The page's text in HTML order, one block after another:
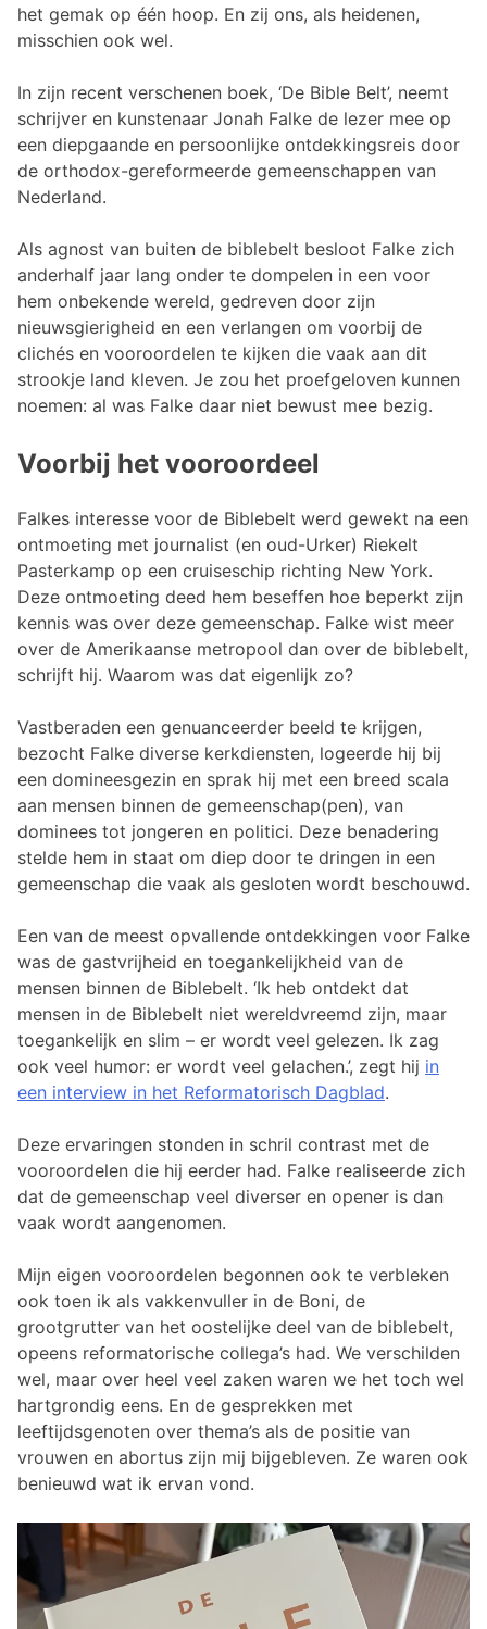
het gemak op één hoop. En zij ons, als heidenen,
misschien ook wel.
In zijn recent verschenen boek, ‘De Bible Belt’, neemt
schrijver en kunstenaar Jonah Falke de lezer mee op
een diepgaande en persoonlijke ontdekkingsreis door
de orthodox-gereformeerde gemeenschappen van
Nederland.
Als agnost van buiten de biblebelt besloot Falke zich
anderhalf jaar lang onder te dompelen in een voor
hem onbekende wereld, gedreven door zijn
nieuwsgierigheid en een verlangen om voorbij de
clichés en vooroordelen te kijken die vaak aan dit
strookje land kleven. Je zou het proefgeloven kunnen
noemen: al was Falke daar niet bewust mee bezig.
Voorbij het vooroordeel
Falkes interesse voor de Biblebelt werd gewekt na een
ontmoeting met journalist (en oud-Urker) Riekelt
Pasterkamp op een cruiseschip richting New York.
Deze ontmoeting deed hem beseffen hoe beperkt zijn
kennis was over deze gemeenschap. Falke wist meer
over de Amerikaanse metropool dan over de biblebelt,
schrijft hij. Waarom was dat eigenlijk zo?
Vastberaden een genuanceerder beeld te krijgen,
bezocht Falke diverse kerkdiensten, logeerde hij bij
een domineesgezin en sprak hij met een breed scala
aan mensen binnen de gemeenschap(pen), van
dominees tot jongeren en politici. Deze benadering
stelde hem in staat om diep door te dringen in een
gemeenschap die vaak als gesloten wordt beschouwd.
Een van de meest opvallende ontdekkingen voor Falke
was de gastvrijheid en toegankelijkheid van de
mensen binnen de Biblebelt. ‘Ik heb ontdekt dat
mensen in de Biblebelt niet wereldvreemd zijn, maar
toegankelijk en slim – er wordt veel gelezen. Ik zag
ook veel humor: er wordt veel gelachen.’, zegt hij in
een interview in het Reformatorisch Dagblad.
Deze ervaringen stonden in schril contrast met de
vooroordelen die hij eerder had. Falke realiseerde zich
dat de gemeenschap veel diverser en opener is dan
vaak wordt aangenomen.
Mijn eigen vooroordelen begonnen ook te verbleken
ook toen ik als vakkenvuller in de Boni, de
grootgrutter van het oostelijke deel van de biblebelt,
opeens reformatorische collega’s had. We verschilden
wel, maar over heel veel zaken waren we het toch wel
hartgrondig eens. En de gesprekken met
leeftijdsgenoten over thema’s als de positie van
vrouwen en abortus zijn mij bijgebleven. Ze waren ook
benieuwd wat ik ervan vond.